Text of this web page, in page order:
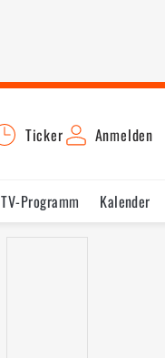
Ticker Anmelden
TV-Programm
Kalender